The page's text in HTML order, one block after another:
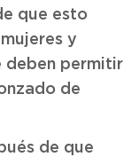
que esto
y
deben permitir
de
de que